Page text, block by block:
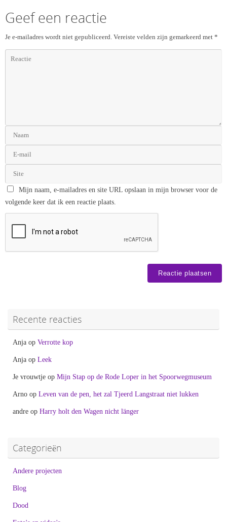
Geef een reactie
Je e-mailadres wordt niet gepubliceerd. Vereiste velden zijn gemarkeerd met *
Mijn naam, e-mailadres en site URL opslaan in mijn browser voor de
volgende keer dat ik een reactie plaats.
Recente reacties
Anja op Verrotte kop
Anja op Leek
Je vrouwtje op Mijn Stap op de Rode Loper in het Spoorwegmuseum
Arno op Leven van de pen, het zal Tjeerd Langstraat niet lukken
andre op Harry holt den Wagen nicht länger
Categorieën
Andere projecten
Blog
Dood